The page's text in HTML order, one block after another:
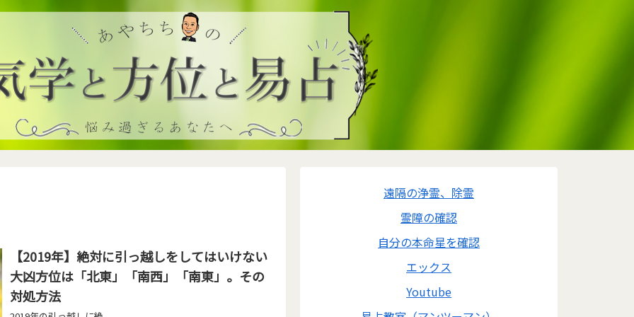
【2019年】絶対に引っ越しをしてはいけない
大凶方位は「北東」「南西」「南東」。その
対処方法
遠隔の浄霊、除霊
霊障の確認
自分の本命星を確認
エックス
Youtube